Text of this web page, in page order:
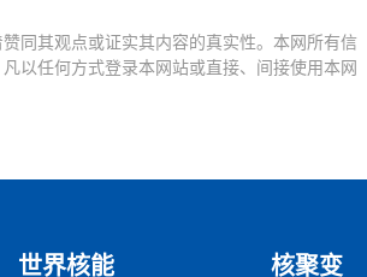
同其观点或证实其内容的真实性。本网所有信
以任何方式登录本网站或直接、间接使用本网
世界核能 核聚变